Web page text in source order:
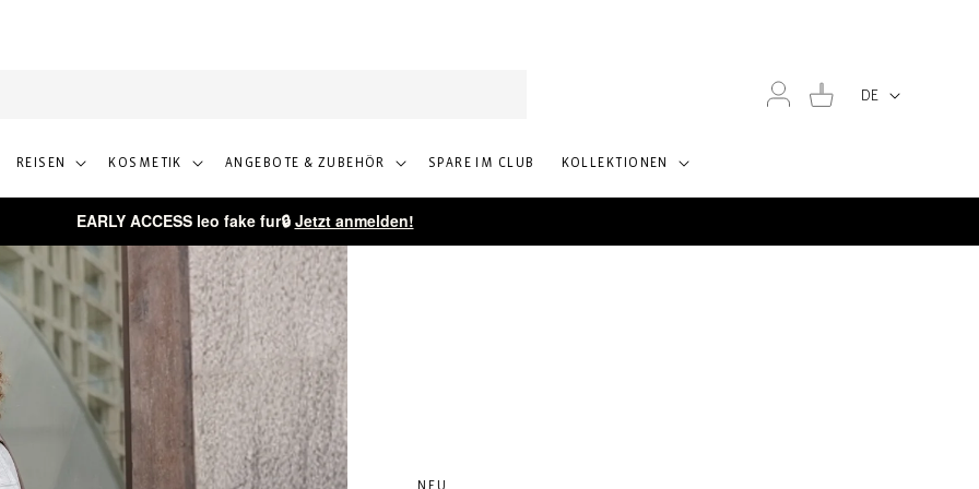
REISEN KOSMETIK ANGEBOTE & ZUBEHÖR SPARE IM CLUB KOLLEKTIONEN
Sprache
DE
Einloggen
Warenkorb
EARLY ACCESS leo fake fur🔒 Jetzt anmelden!